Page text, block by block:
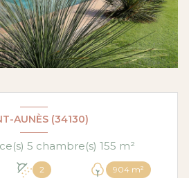
AUNÈS (34130)
Maison 6 pièce(s) 5 chambre(s) 155 m²
2 904 m²